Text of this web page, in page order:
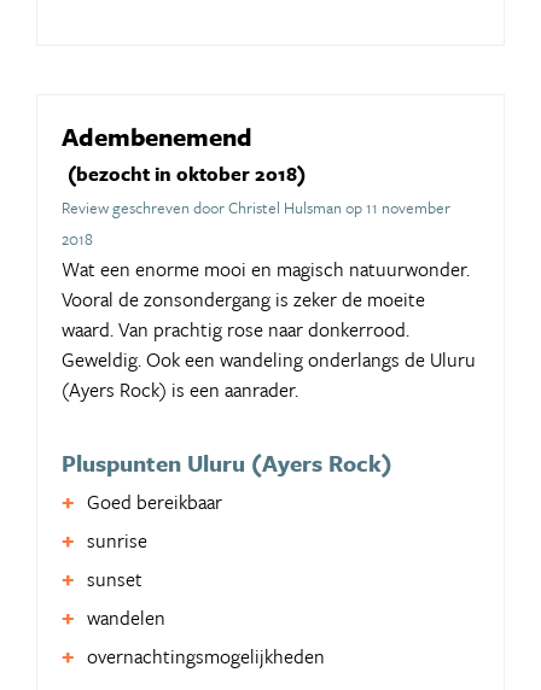
Adembenemend
(bezocht in oktober 2018)
Review geschreven door Christel Hulsman op 11 november
2018
Wat een enorme mooi en magisch natuurwonder.
Vooral de zonsondergang is zeker de moeite
waard. Van prachtig rose naar donkerrood.
Geweldig. Ook een wandeling onderlangs de Uluru
(Ayers Rock) is een aanrader.
Pluspunten Uluru (Ayers Rock)
Goed bereikbaar
sunrise
sunset
wandelen
overnachtingsmogelijkheden